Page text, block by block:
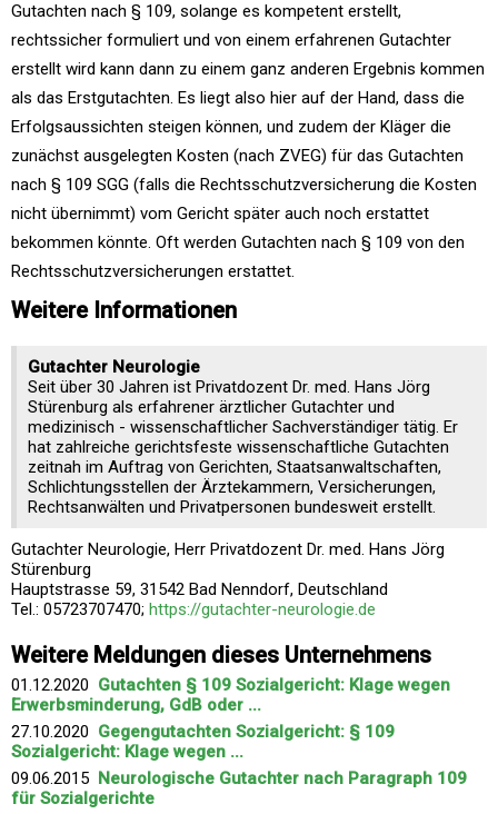
Gutachten nach § 109, solange es kompetent erstellt,
rechtssicher formuliert und von einem erfahrenen Gutachter
erstellt wird kann dann zu einem ganz anderen Ergebnis kommen
als das Erstgutachten. Es liegt also hier auf der Hand, dass die
Erfolgsaussichten steigen können, und zudem der Kläger die
zunächst ausgelegten Kosten (nach ZVEG) für das Gutachten
nach § 109 SGG (falls die Rechtsschutzversicherung die Kosten
nicht übernimmt) vom Gericht später auch noch erstattet
bekommen könnte. Oft werden Gutachten nach § 109 von den
Rechtsschutzversicherungen erstattet.
Weitere Informationen
Gutachter Neurologie
Seit über 30 Jahren ist Privatdozent Dr. med. Hans Jörg
Stürenburg als erfahrener ärztlicher Gutachter und
medizinisch - wissenschaftlicher Sachverständiger tätig. Er
hat zahlreiche gerichtsfeste wissenschaftliche Gutachten
zeitnah im Auftrag von Gerichten, Staatsanwaltschaften,
Schlichtungsstellen der Ärztekammern, Versicherungen,
Rechtsanwälten und Privatpersonen bundesweit erstellt.
Gutachter Neurologie, Herr Privatdozent Dr. med. Hans Jörg
Stürenburg
Hauptstrasse 59, 31542 Bad Nenndorf, Deutschland
Tel.: 05723707470; https://gutachter-neurologie.de
Weitere Meldungen dieses Unternehmens
01.12.2020 Gutachten § 109 Sozialgericht: Klage wegen
Erwerbsminderung, GdB oder ...
27.10.2020 Gegengutachten Sozialgericht: § 109
Sozialgericht: Klage wegen ...
09.06.2015
Neurologische Gutachter nach Paragraph 109
für Sozialgerichte